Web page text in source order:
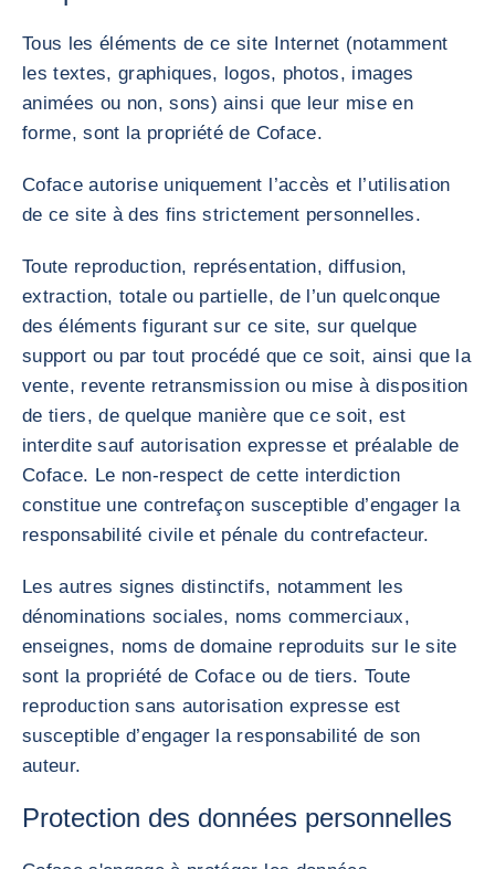
Tous les éléments de ce site Internet (notamment
les textes, graphiques, logos, photos, images
animées ou non, sons) ainsi que leur mise en
forme, sont la propriété de Coface.
Coface autorise uniquement l’accès et l’utilisation
de ce site à des fins strictement personnelles.
Toute reproduction, représentation, diffusion,
extraction, totale ou partielle, de l’un quelconque
des éléments figurant sur ce site, sur quelque
support ou par tout procédé que ce soit, ainsi que la
vente, revente retransmission ou mise à disposition
de tiers, de quelque manière que ce soit, est
interdite sauf autorisation expresse et préalable de
Coface. Le non-respect de cette interdiction
constitue une contrefaçon susceptible d’engager la
responsabilité civile et pénale du contrefacteur.
Les autres signes distinctifs, notamment les
dénominations sociales, noms commerciaux,
enseignes, noms de domaine reproduits sur le site
sont la propriété de Coface ou de tiers. Toute
reproduction sans autorisation expresse est
susceptible d’engager la responsabilité de son
auteur.
Protection des données personnelles